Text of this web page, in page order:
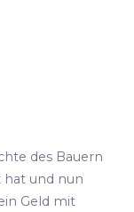
des Bauern
hat und nun
Geld mit